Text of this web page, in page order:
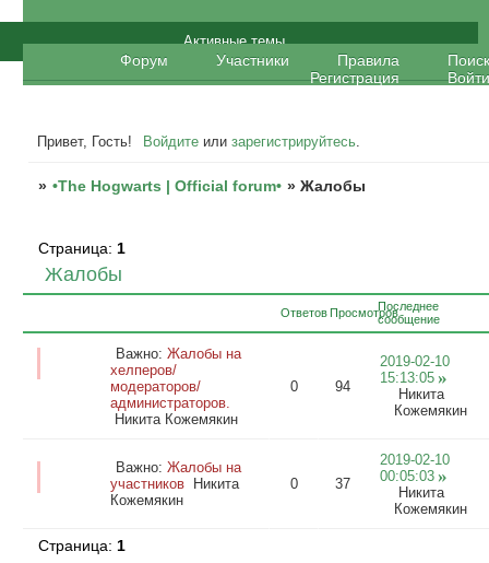
•The Hogwarts | Official forum•
Форум Участники Правила
Поиск
Регистрация
Войти
Активные темы
Привет, Гость! Войдите илизарегистрируйтесь.
» •The Hogwarts | Official forum• »Жалобы
Жалобы
Страница:1
Ответов ПросмотровПоследнее
сообщение
Важно: Жалобы на
хелперов/
модераторов/
администраторов.
Никита Кожемякин
0 94
2019-02-10
15:13:05
Никита
Кожемякин
Важно: Жалобы на
участников
Никита
Кожемякин
0 37
2019-02-10
00:05:03
Никита
Кожемякин
Страница: 1